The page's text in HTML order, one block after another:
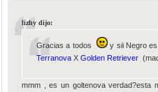
lizhy dijo:
Gracias a todos
y sii Negro es
Terranova X Golden Retriever
mmm , es un goltenova verdad?esta